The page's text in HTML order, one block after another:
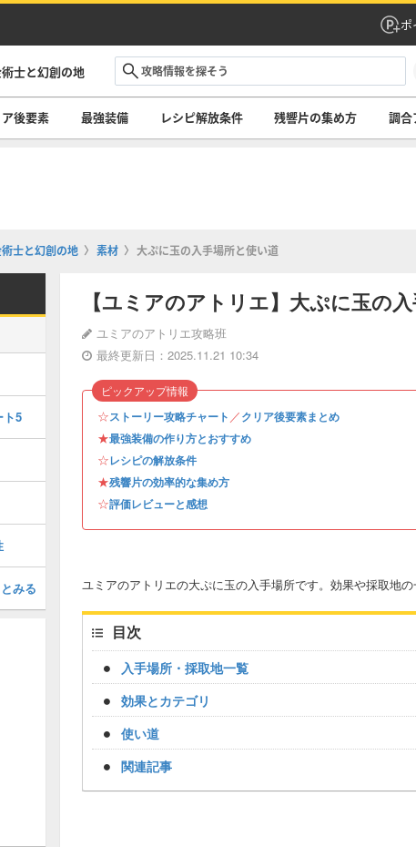
ポ
士と幻創の地
後要素 最強装備 レシピ解放条件 残響片の集め方 調合
士と幻創の地 素材 大ぷに玉の入手場所と使い道
【ユミアのアトリエ】大ぷに玉の
ユミアのアトリエ攻略班
最終更新日：2025.11.21 10:34
☆ストーリー攻略チャート ／クリア後要素まとめ
★最強装備の作り方とおすすめ
☆レシピの解放条件
★残響片の効率的な集め方
☆評価レビューと感想
ピックアップ情報
ユミアのアトリエの大ぷに玉の入手場所です。効果や採取地の
目次
入手場所・採取地一覧
効果とカテゴリ
使い道
関連記事
ト5
みる